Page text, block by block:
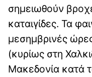
σημειωθούν
καταιγίδες. Τα
μεσημβρινές
(κυρίως στη
Μακεδονία κατά